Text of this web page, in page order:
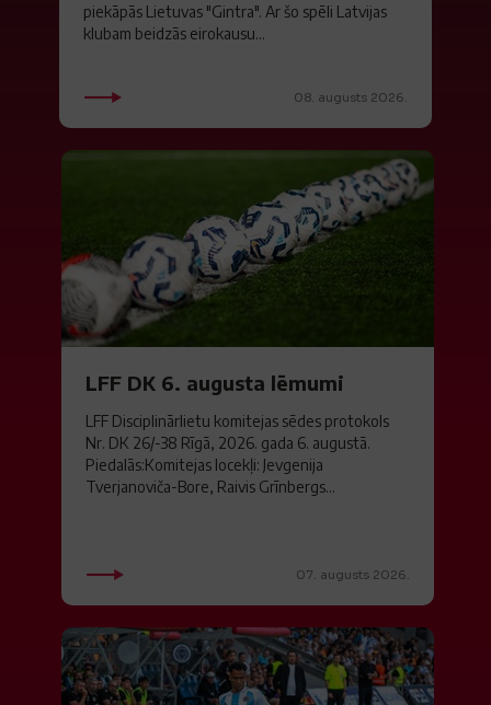
piekāpās Lietuvas "Gintra". Ar šo spēli Latvijas
klubam beidzās eirokausu...
08. augusts 2026.
LFF DK 6. augusta lēmumi
LFF Disciplinārlietu komitejas sēdes protokols
Nr. DK 26/-38 Rīgā, 2026. gada 6. augustā.
Piedalās:Komitejas locekļi: Jevgenija
Tverjanoviča-Bore, Raivis Grīnbergs...
07. augusts 2026.